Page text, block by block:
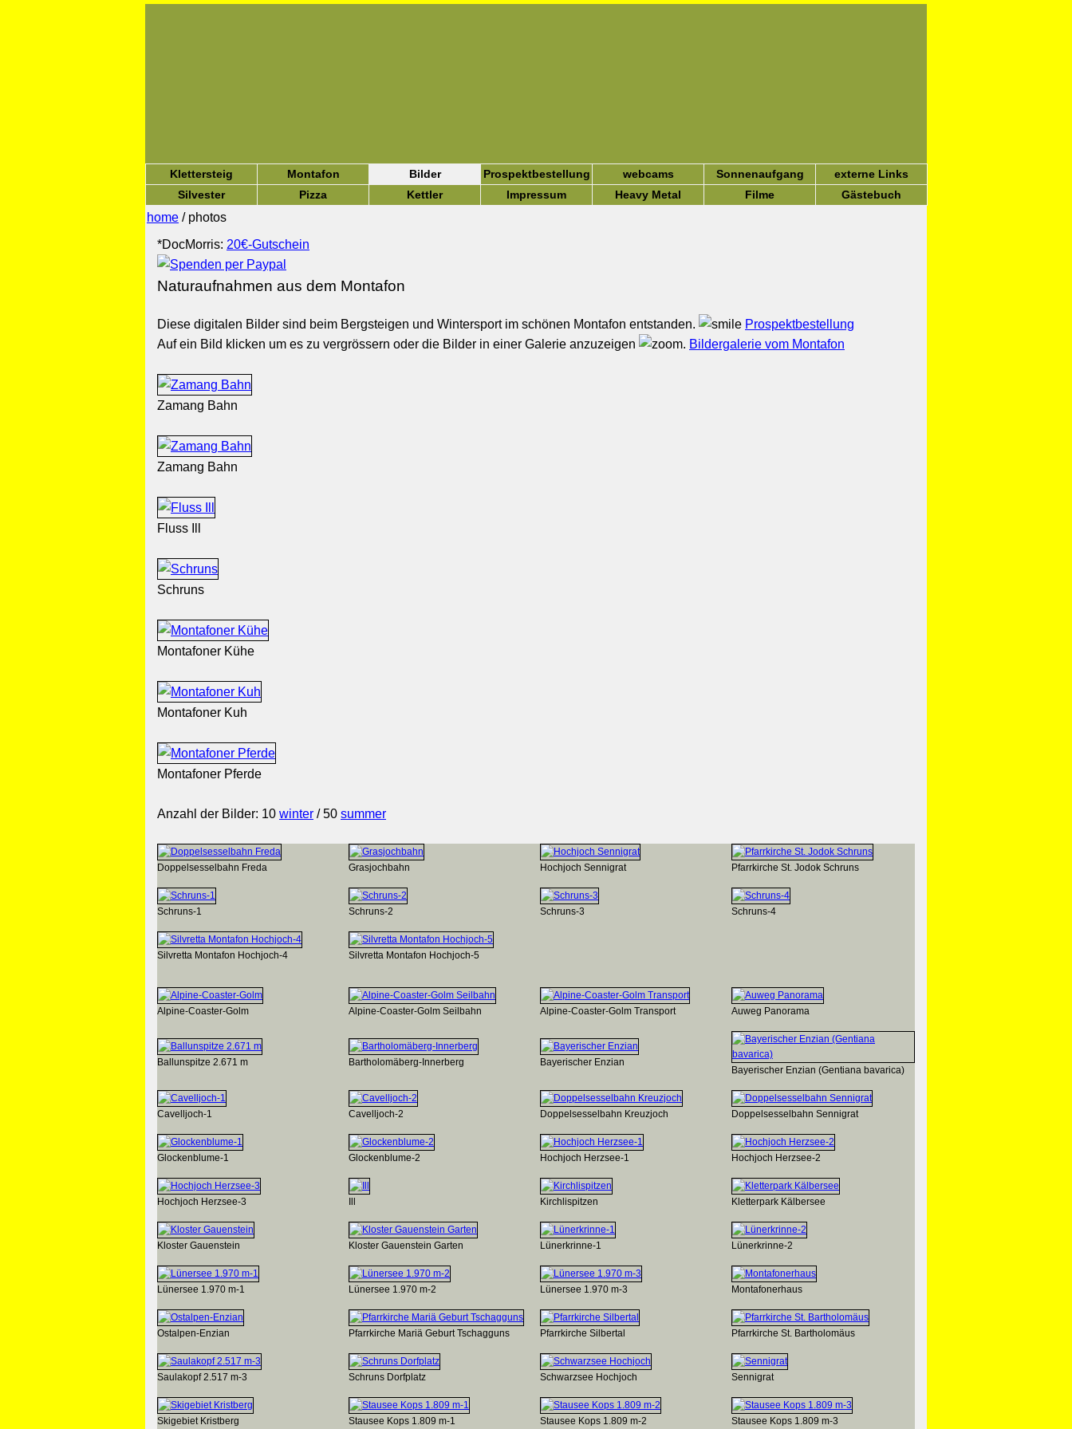
Klettersteig Montafon Bilder Prospektbestellung webcams Sonnenaufgang
externe Links
Silvester
Pizza Kettler Impressum Heavy Metal Filme Gästebuch
home / photos
*DocMorris: 20€-Gutschein
Naturaufnahmen aus dem Montafon
Diese digitalen Bilder sind beim Bergsteigen und Wintersport im schönen Montafon entstanden.
Prospektbestellung
Auf ein Bild klicken um es zu vergrössern oder die Bilder in einer Galerie anzuzeigen
. Bildergalerie vom Montafon
Zamang Bahn
Zamang Bahn
Fluss Ill
Schruns
Montafoner Kühe
Montafoner Kuh
Montafoner Pferde
Anzahl der Bilder: 10 winter / 50 summer
Doppelsesselbahn Freda Grasjochbahn Hochjoch Sennigrat Pfarrkirche St. Jodok Schruns
Schruns-1 Schruns-2 Schruns-3 Schruns-4
Silvretta Montafon Hochjoch-4 Silvretta Montafon Hochjoch-5
Alpine-Coaster-Golm Alpine-Coaster-Golm Seilbahn Alpine-Coaster-Golm Transport Auweg Panorama
Ballunspitze 2.671 m Bartholomäberg-Innerberg Bayerischer Enzian
Bayerischer Enzian (Gentiana bavarica)
Cavelljoch-1 Cavelljoch-2 Doppelsesselbahn Kreuzjoch Doppelsesselbahn Sennigrat
Glockenblume-1 Glockenblume-2 Hochjoch Herzsee-1 Hochjoch Herzsee-2
Hochjoch Herzsee-3 Kirchlispitzen Kletterpark Kälbersee
Kloster Gauenstein Kloster Gauenstein Garten Lünerkrinne-1 Lünerkrinne-2
Lünersee 1.970 m-1 Lünersee 1.970 m-2 Lünersee 1.970 m-3 Montafonerhaus
Ostalpen-Enzian Pfarrkirche Mariä Geburt Tschagguns Pfarrkirche Silbertal Pfarrkirche St. Bartholomäus
Saulakopf 2.517 m-3 Schruns Dorfplatz Schwarzsee Hochjoch Sennigrat
Skigebiet Kristberg Stausee Kops 1.809 m-1 Stausee Kops 1.809 m-2 Stausee Kops 1.809 m-3